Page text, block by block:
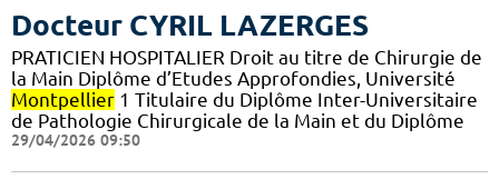
Docteur CYRIL LAZERGES
PRATICIEN HOSPITALIER Droit au titre de Chirurgie de
la Main Diplôme d’Etudes Approfondies, Université
Montpellier 1 Titulaire du Diplôme Inter-Universitaire
de Pathologie Chirurgicale de la Main et du Diplôme
29/04/2026 09:50